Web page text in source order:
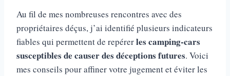
Au fil de mes nombreuses rencontres avec des
propriétaires déçus, j’ai identifié plusieurs indicateurs
fiables qui permettent de repérerles camping-cars
susceptibles de causer des déceptions futures. Voici
mes conseils pour affiner votre jugement et éviter les